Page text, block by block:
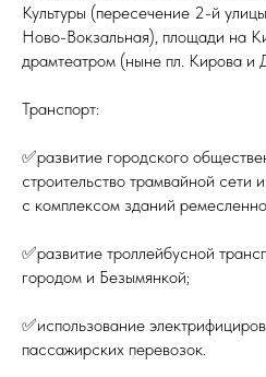
Культуры (пересечение 2-й
Ново-Вокзальная), площади на
драмтеатром (ныне пл. Кирова и
Транспорт:
✅развитие городского
строительство трамвайной сети
с комплексом зданий
✅развитие троллейбусной
городом и Безымянкой;
✅использование
пассажирских перевозок.